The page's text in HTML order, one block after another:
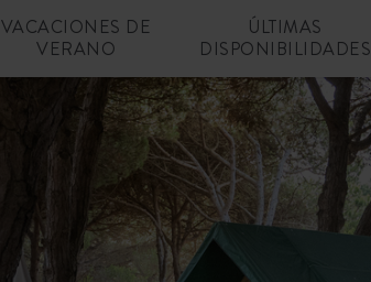
VACACIONES DE
VERANO
ÚLTIMAS
DISPONIBILIDADES